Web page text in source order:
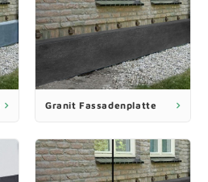
Granit Fassadenplatte